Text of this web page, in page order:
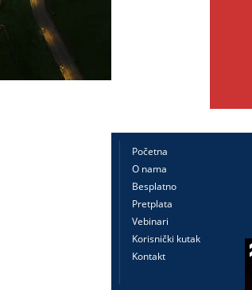
Početna
O nama
Besplatno
Pretplata
Vebinari
Korisnički kutak
Kontakt